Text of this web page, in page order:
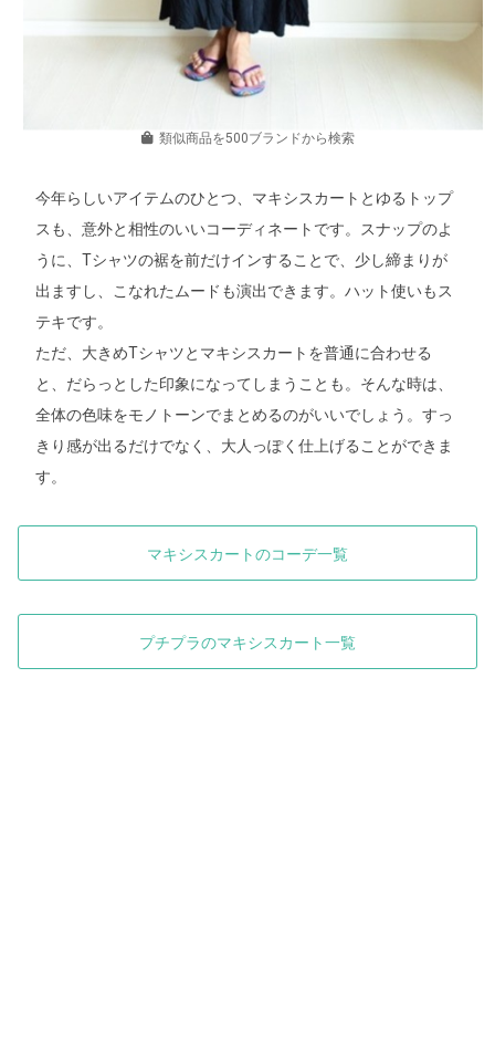
類似商品を500ブランドから検索
今年らしいアイテムのひとつ、マキシスカートとゆるトップ
スも、意外と相性のいいコーディネートです。スナップのよ
うに、Tシャツの裾を前だけインすることで、少し締まりが
出ますし、こなれたムードも演出できます。ハット使いもス
テキです。
ただ、大きめTシャツとマキシスカートを普通に合わせる
と、だらっとした印象になってしまうことも。そんな時は、
全体の色味をモノトーンでまとめるのがいいでしょう。すっ
きり感が出るだけでなく、大人っぽく仕上げることができま
す。
マキシスカートのコーデ一覧
プチプラのマキシスカート一覧